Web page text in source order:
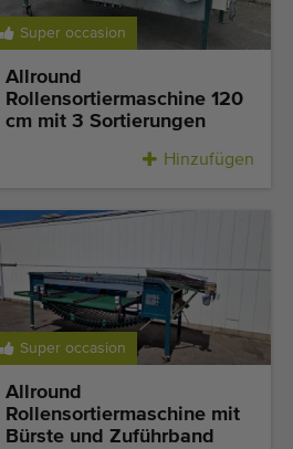
Super occasion
Allround
Rollensortiermaschine 120
cm mit 3 Sortierungen
Hinzufügen
Super occasion
Allround
Rollensortiermaschine mit
Bürste und Zuführband